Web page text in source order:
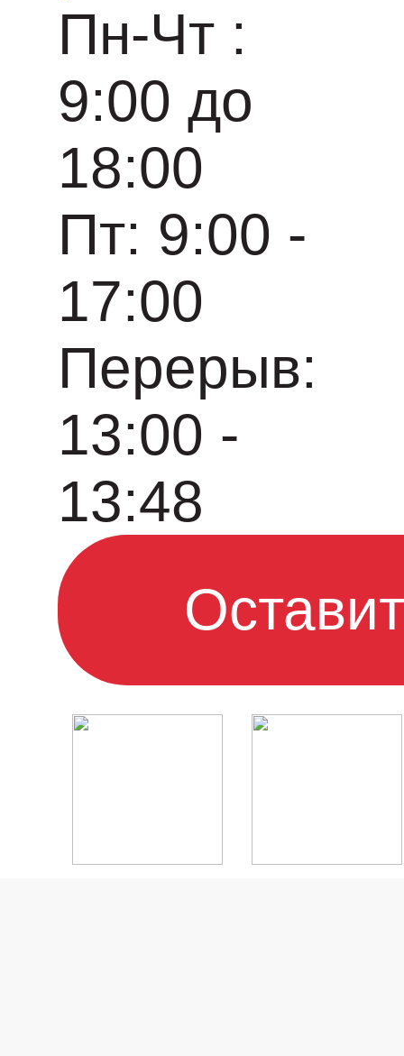
Пн-Чт :
9:00 до
18:00
Пт: 9:00 -
17:00
Перерыв:
13:00 -
13:48